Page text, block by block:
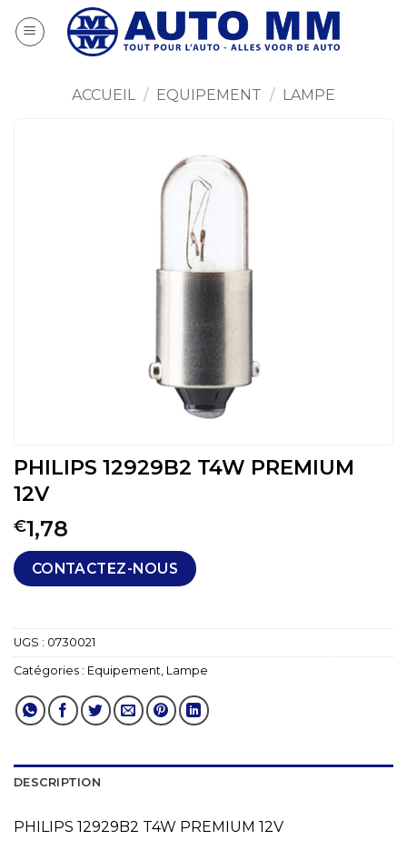
au
ACCUEIL / EQUIPEMENT / LAMPE
PHILIPS 12929B2 T4W PREMIUM
12V
€1,78
CONTACTEZ-NOUS
UGS : 0730021
Catégories : Equipement Lampe
DESCRIPTION
PHILIPS 12929B2 T4W PREMIUM 12V